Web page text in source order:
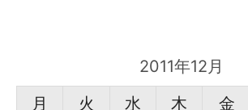
2011年12月
月
火 水 木 金